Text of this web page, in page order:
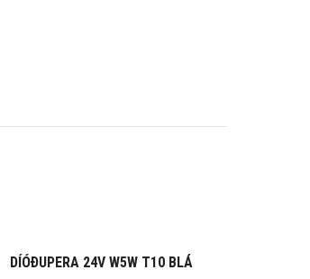
DÍÓÐUPERA 24V W5W T10 BLÁ